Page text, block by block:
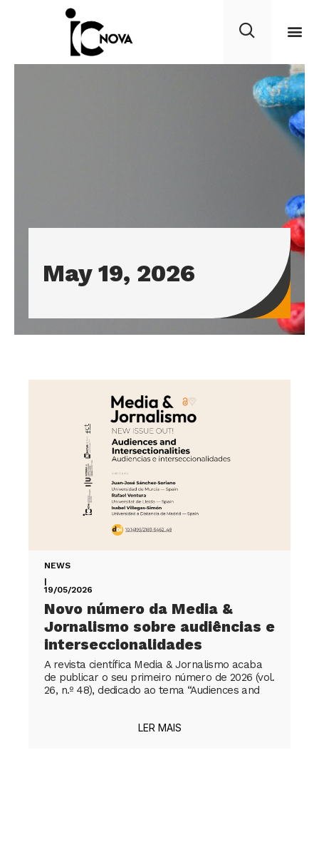
May 19, 2026
NEWS
|
19/05/2026
Novo número da Media &
Jornalismo sobre audiências e
interseccionalidades
A revista científica Media & Jornalismo acaba
de publicar o seu primeiro número de 2026 (vol.
26, n.º 48), dedicado ao tema “Audiences and
LER MAIS